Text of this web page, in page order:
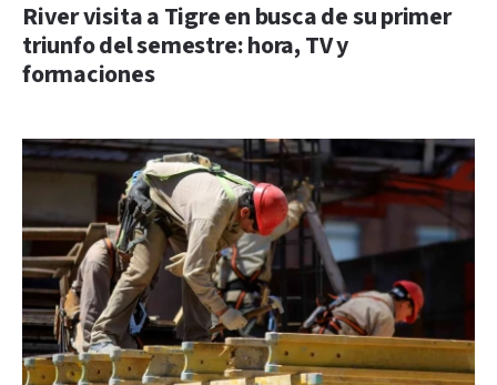
River visita a Tigre en busca de su primer
triunfo del semestre: hora, TV y
formaciones